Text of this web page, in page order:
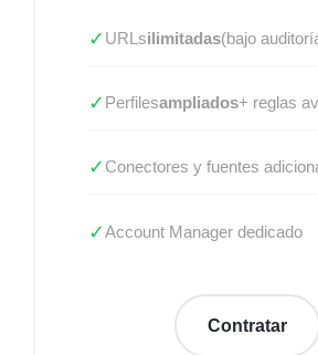
✓ URLsilimitadas(bajo
✓ Perfilesampliados+ reglas
✓ Conectores y fuentes
✓Account Manager dedicado
Contratar